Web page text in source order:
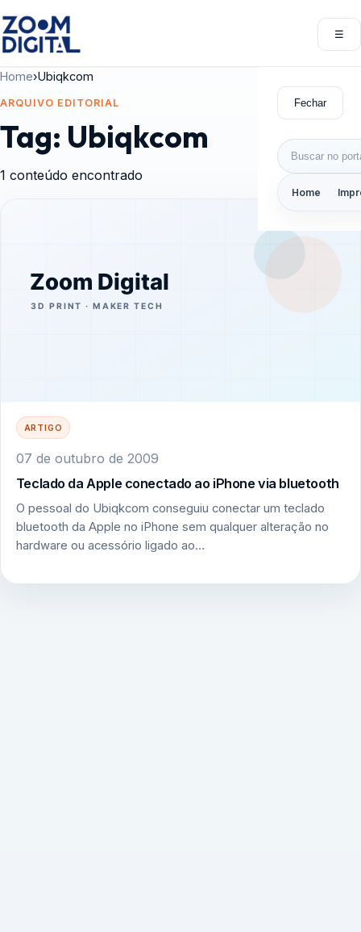
☰
Fechar
Buscar por:
Home
Home›Ubiqkcom
ARQUIVO EDITORIAL
Tag: Ubiqkcom
1 conteúdo encontrado
ARTIGO
07 de outubro de 2009
Teclado da Apple conectado ao iPhone via bluetooth
O pessoal do Ubiqkcom conseguiu conectar um teclado
bluetooth da Apple no iPhone sem qualquer alteração no
hardware ou acessório ligado ao…